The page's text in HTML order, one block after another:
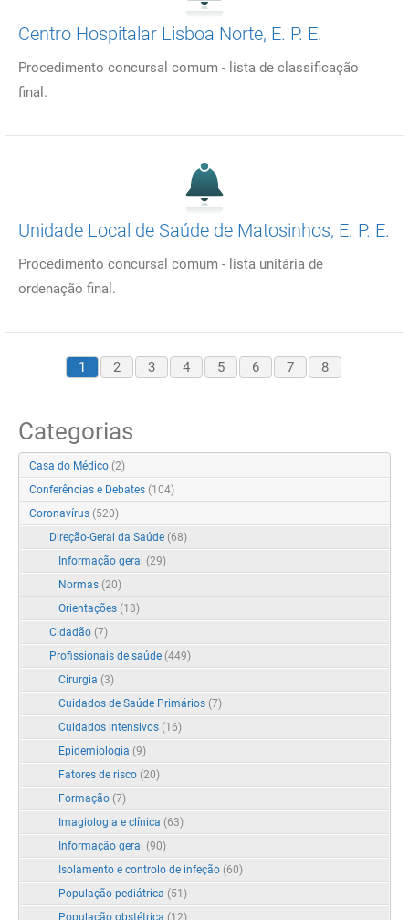
Centro Hospitalar Lisboa Norte, E. P. E.
Procedimento concursal comum - lista de classificação
final.
Unidade Local de Saúde de Matosinhos, E. P. E.
Procedimento concursal comum - lista unitária de
ordenação final.
1 2 3 4 5 6 7 8
Categorias
Casa do Médico (2)
Conferências e Debates (104)
Coronavírus (520)
Direção-Geral da Saúde (68)
Informação geral (29)
Normas (20)
Orientações (18)
Cidadão (7)
Profissionais de saúde (449)
Cirurgia (3)
Cuidados de Saúde Primários (7)
Cuidados intensivos (16)
Epidemiologia (9)
Fatores de risco (20)
Formação (7)
Imagiologia e clínica (63)
Informação geral (90)
Isolamento e controlo de infeção (60)
População pediátrica (51)